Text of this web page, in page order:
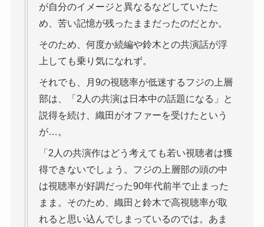
が自分のイメージと異なるなどしていたた
め、苦い記憶が残ったままだったのだとか。
そのため、何度か続編や鈴木との共演話が浮
上しても乗り気になれず。
それでも、月9の視聴率が低迷するフジの上層
部は、「2人の共演は日本中の話題になる」と
説得を続け、織田がオファーを受けたという
が…。
「2人の共演作はどう考えても若い視聴者は獲
得できないでしょう。フジの上層部の頭の中
は視聴率が好調だった90年代前半で止まった
まま。そのため、織田と鈴木で高視聴率が取
れると思い込んでしまっているのでは。あま